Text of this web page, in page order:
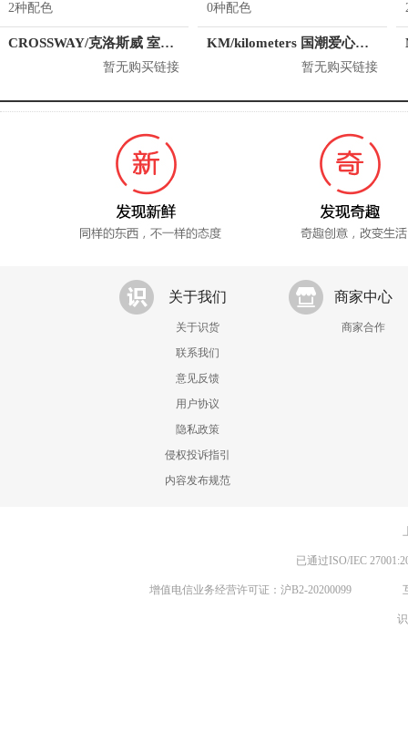
2种配色
CROSSWAY/克洛斯威 室外耐磨 7号 橡胶篮球
暂无购买链接
0种配色
KM/kilometers 国潮爱心短袖T恤 M2X2108466
暂无购买链接
关于我们
关于识货
联系我们
意见反馈
用户协议
隐私政策
侵权投诉指引
内容发布规范
商家中心
商家合作
已通过ISO/IEC
增值电信业务经营许可证：沪B2-20200099